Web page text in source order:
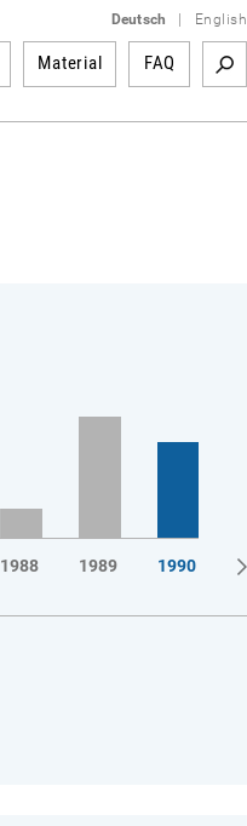
Deutsch English
Material FAQ
1988 1989 1990